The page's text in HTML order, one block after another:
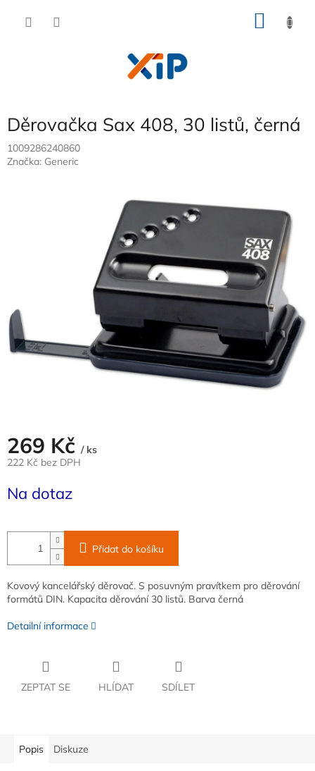
Děrovačka Sax 408, 30 listů, černá
1009286240860
Značka: Generic
269 Kč / ks
222 Kč bez DPH
cena:
Na dotaz
Přidat do košíku
Kovový kancelářský děrovač. S posuvným pravítkem pro děrování
formátů DIN. Kapacita děrování 30 listů. Barva černá
Detailní informace
ZEPTAT SE HLÍDAT SDÍLET
Popis Diskuze